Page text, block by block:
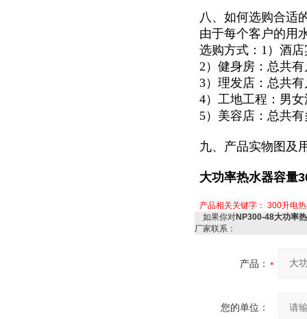
八、如何选购合适
由于每个客户的用
选购方式：1）酒
2）健身房：总共
3）理发店：总共
4）工地工程：男
5）美容店：总共
九、产品实物图及
大功率热水器容量
产品相关关键字： 300升电
如果你对NP300-48大功率
厂家联系：
产品：
您的单位：